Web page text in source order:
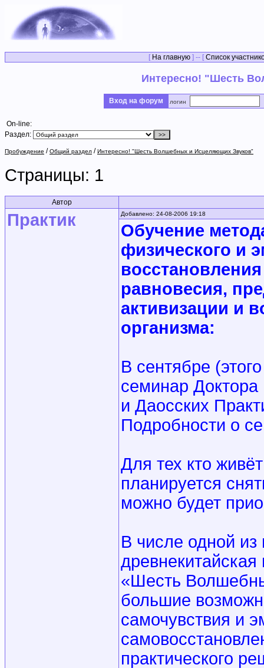
[ На главную] -- [ Список
Интересно! "Шесть
Вход на форум логин
On-line:
Раздел:
Пробуждение /Общий раздел /Интересно! "Шесть Волшебных и Исцеляющих Звуков"
Страницы: 1
Автор
Практик Добавлено: 24-08-2006 19:18
Обучение
физического и
равновесия,
активизации и
организма:
В сентябре
семинар
и Даосских
Подробности о
Для тех кто
планируется
можно будет
В числе одной из
древнекитайская
«Шесть
большие
самочувствия и
практического